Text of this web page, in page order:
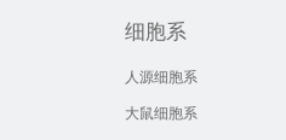
细胞系
人源细胞系
大鼠细胞系